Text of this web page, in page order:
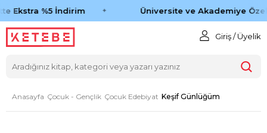
Ekstra %5 İndirim Üniversite ve Akademiye Özel
Giriş / Üyelik
Anasayfa Çocuk - Gençlik Çocuk Edebiyat Keşif Günlüğüm